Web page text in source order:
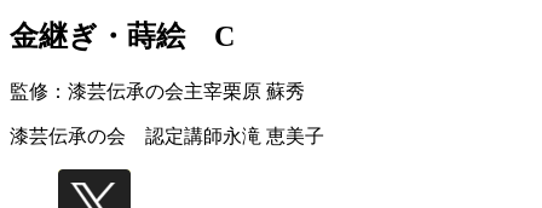
金継ぎ・蒔絵 C
監修：漆芸伝承の会主宰栗原 蘇秀
漆芸伝承の会 認定講師永滝 恵美子